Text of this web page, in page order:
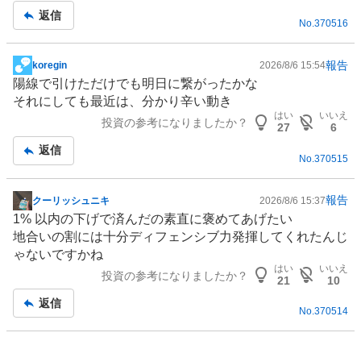
返信
No.370516
掲
示
板
koregin 2026/8/6 15:54報告
陽線で引けただけでも明日に繋がったかな
それにしても最近は、分かり辛い動き
投資の参考になりましたか？
はい
27
いいえ
6
返信
No. 370515
掲
示
板
記
クーリッシュニキ 2026/8/6 15:37報告
1% 以内の下げで済んだの素直に褒めてあげたい
地合いの割には十分ディフェンシブ力発揮してくれたんじ
ゃないですかね
投資の参考になりましたか？
はい
21
いいえ
10
返信
No.370514